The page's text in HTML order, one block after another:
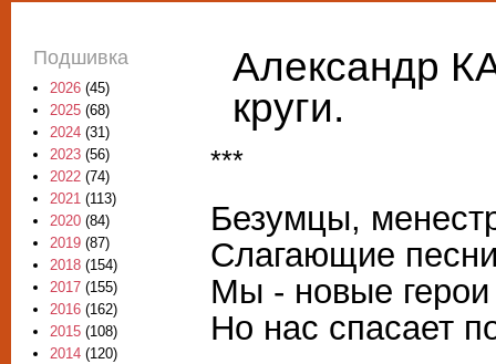
Александр
круги.
***
Безумцы,
Слагающие
Мы - новые
Но нас спасает
Подшивка
2026 (45)
2025 (68)
2024 (31)
2023 (56)
2022 (74)
2021 (113)
2020 (84)
2019 (87)
2018 (154)
2017 (155)
2016 (162)
2015 (108)
2014 (120)